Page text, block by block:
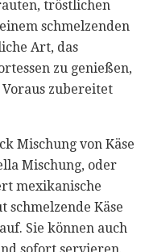
tröstlichen
schmelzenden
Art, das
zu genießen,
zubereitet
Mischung von Käse
Mischung, oder
mexikanische
schmelzende Käse
Sie können auch